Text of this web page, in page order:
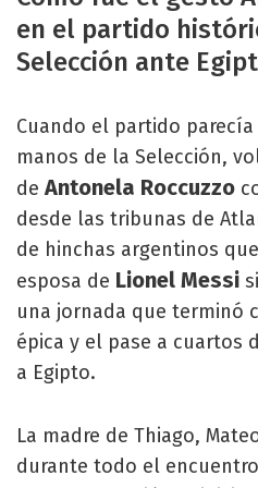
en el partido
Selección ante
Cuando el partido
manos de la Selección,
de Antonela Roccuzzo
desde las tribunas de
de hinchas argentinos
esposa de Lionel Messi
una jornada que terminó
épica y el pase a cuartos
a Egipto.
La madre de Thiago,
durante todo el